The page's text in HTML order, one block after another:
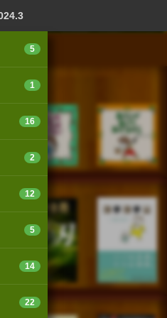
5
1
16
2
12
5
14
22
パソコン版
護基本方針
イドライン
について
運営会社
グラムによる収益を得ていま